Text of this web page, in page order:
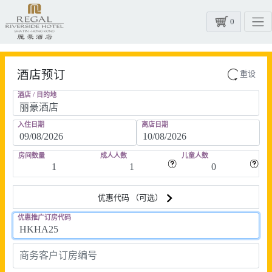
0
酒店预订 重设
酒店 / 目的地
入住日期 离店日期
房间数量 成人人数 儿童人数
优惠代码 （可选）
优惠推广订房代码